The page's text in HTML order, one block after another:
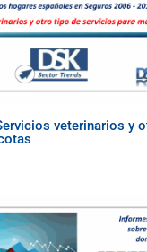
veterinarios y